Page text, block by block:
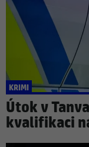
KRIMI
Útok v
kvalifikaci